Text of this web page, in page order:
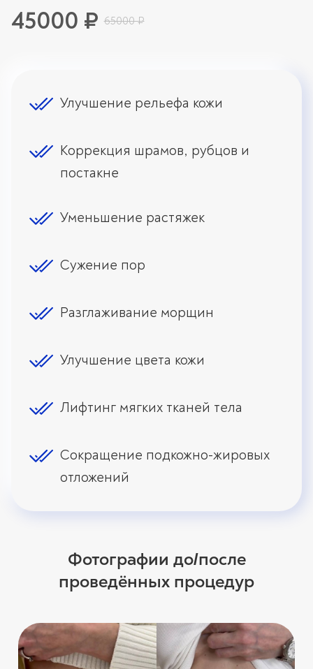
45000 ₽ 65000 ₽
Улучшение рельефа кожи
Коррекция шрамов, рубцов и
постакне
Уменьшение растяжек
Сужение пор
Разглаживание морщин
Улучшение цвета кожи
Лифтинг мягких тканей тела
Сокращение подкожно-жировых
отложений
Фотографии до/после
проведённых процедур